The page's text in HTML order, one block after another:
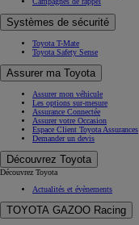
Systèmes de sécurité
Toyota T-Mate
Toyota Safety Sense
Assurer ma Toyota
Assurer mon véhicule
Les options sur-mesure
Assurance Connectée
Assurer votre Occasion
Espace Client Toyota Assurances
Demander un devis
Découvrez Toyota
Découvrez Toyota
Actualités et évènements
TOYOTA GAZOO Racing